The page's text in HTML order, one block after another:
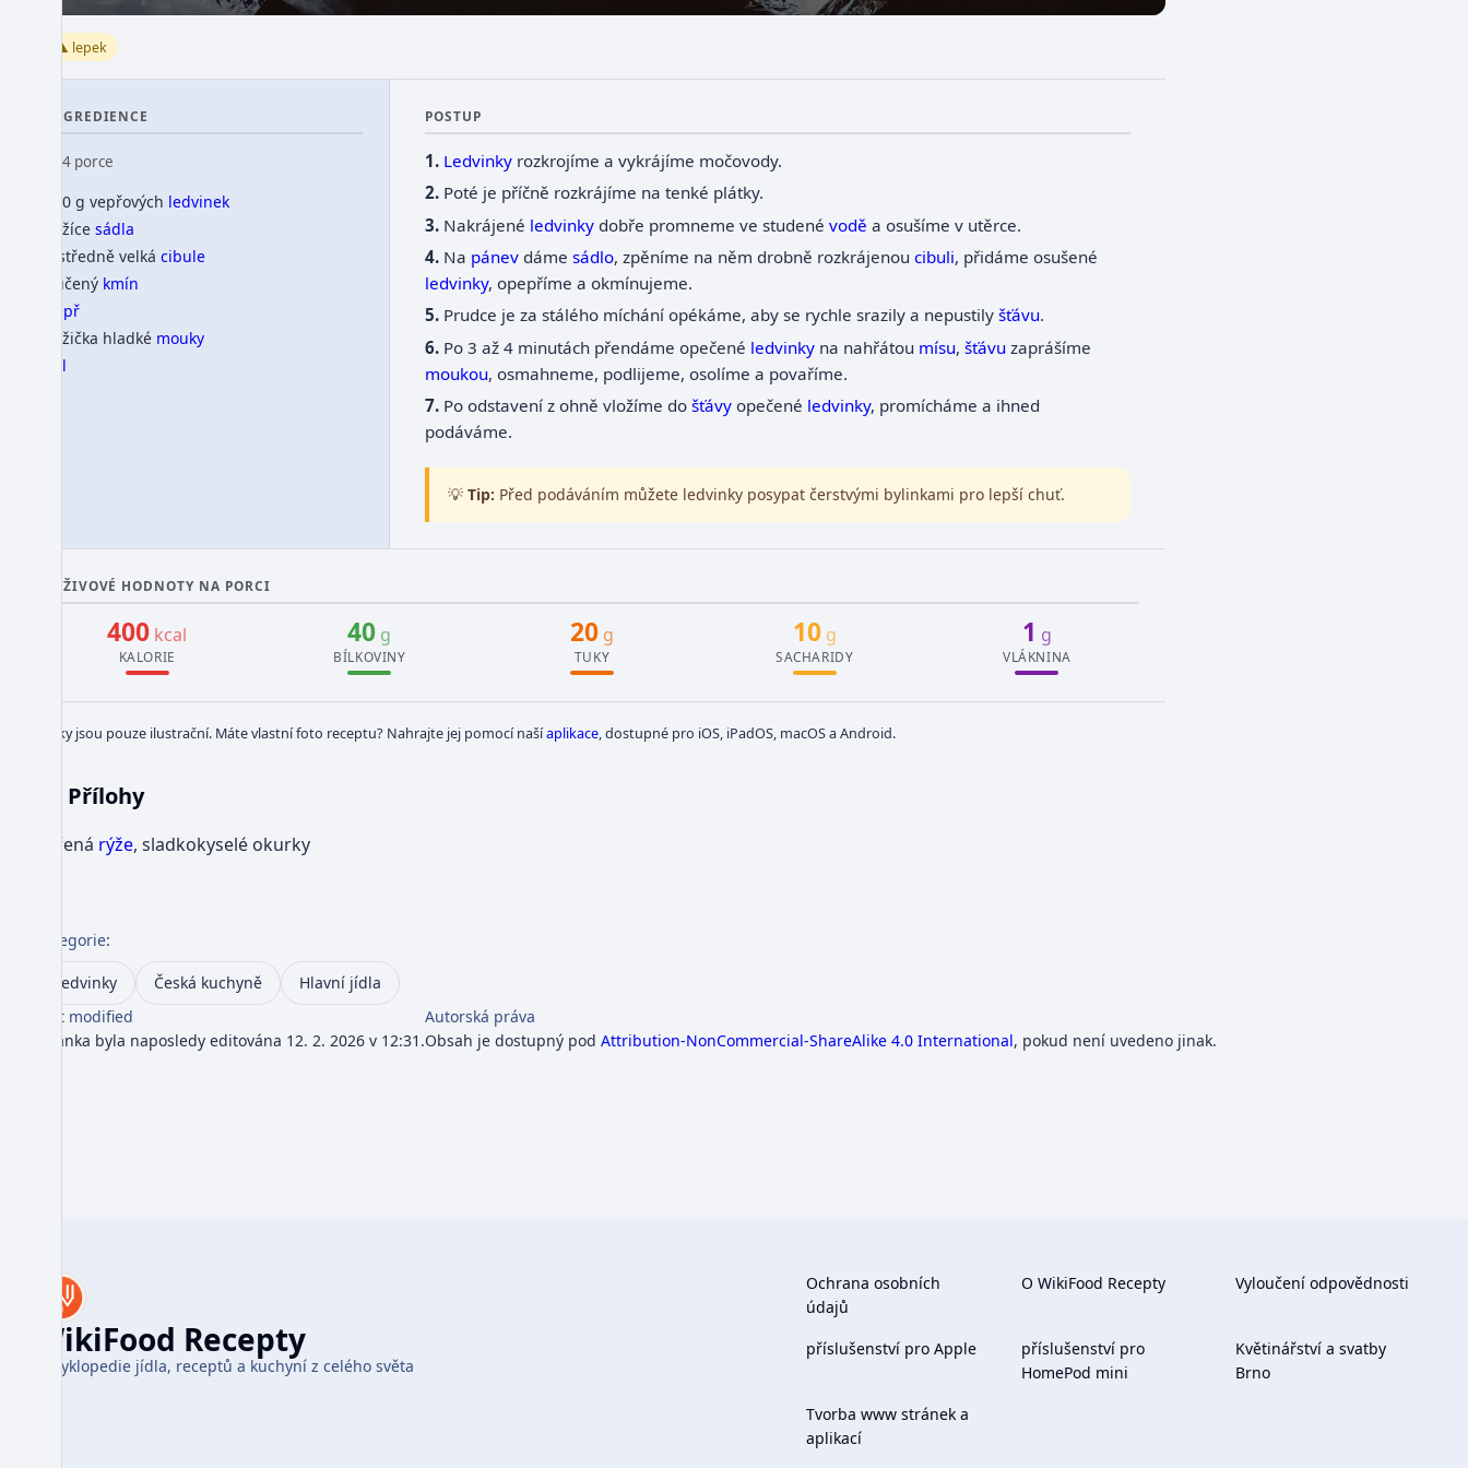
⚠️ lepek
INGREDIENCE
👥 4 porce
750 g vepřových ledvinek
1 lžíce sádla
1 středně velká cibule
tlučený kmín
pepř
1 lžička hladké mouky
sůl
POSTUP
Ledvinkyrozkrojíme a vykrájíme močovody.
Poté je příčně rozkrájíme na tenké plátky.
Nakrájené ledvinkydobře promneme ve studené vodě a osušíme v utěrce.
Na pánevdáme sádlo, zpěníme na něm drobně rozkrájenou cibuli, přidáme osušené
ledvinky, opepříme a okmínujeme.
Prudce je za stálého míchání opékáme, aby se rychle srazily a nepustily šťávu.
Po 3 až 4 minutách přendáme opečené ledvinkyna nahřátou mísu, šťávu zaprášíme
moukou, osmahneme, podlijeme, osolíme a povaříme.
Po odstavení z ohně vložíme do šťávyopečené ledvinky, promícháme a ihned
podáváme.
💡Tip: Před podáváním můžete ledvinky posypat čerstvými bylinkami pro lepší chuť.
VÝŽIVOVÉ HODNOTY NA PORCI
400 kcal
KALORIE
40 g
BÍLKOVINY
20g
TUKY
10g
SACHARIDY
1 g
VLÁKNINA
Obrázky jsou pouze ilustrační. Máte vlastní foto receptu? Nahrajte jej pomocí našíaplikace, dostupné pro iOS, iPadOS, macOS a Android.
Přílohy
Vařená rýže, sladkokyselé okurky
Kategorie:
Ledvinky Česká kuchyně
Hlavní jídla
Last modified
Stránka byla naposledy editována 12. 2. 2026 v 12:31.
Autorská práva
Obsah je dostupný pod Attribution-NonCommercial-ShareAlike 4.0 International, pokud není uvedeno jinak.
WikiFood Recepty
Encyklopedie jídla, receptů a kuchyní z celého světa
Ochrana osobních
údajů
O WikiFood Recepty Vyloučení odpovědnosti
příslušenství pro Apple
příslušenství pro
HomePod mini
Květinářství a svatby
Brno
Tvorba www stránek a
aplikací